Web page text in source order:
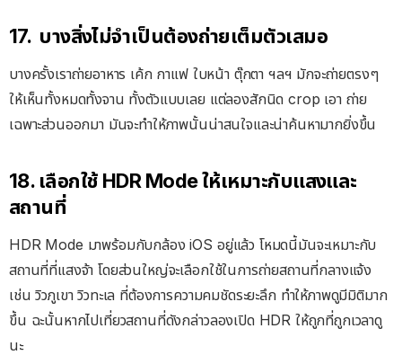
17. บางสิ่งไม่จำเป็นต้องถ่ายเต็มตัวเสมอ
บางครั้งเราถ่ายอาหาร เค้ก กาแฟ ใบหน้า ตุ๊กตา ฯลฯ มักจะถ่ายตรงๆ
ให้เห็นทั้งหมดทั้งจาน ทั้งตัวแบบเลย แต่ลองสักนิด crop เอา ถ่าย
เฉพาะส่วนออกมา มันจะทำให้ภาพนั้นน่าสนใจและน่าค้นหามากยิ่งขึ้น
18. เลือกใช้ HDR Mode ให้เหมาะกับแสงและ
สถานที่
HDR Mode มาพร้อมกับกล้อง iOS อยู่แล้ว โหมดนี้มันจะเหมาะกับ
สถานที่ที่แสงจ้า โดยส่วนใหญ่จะเลือกใช้ในการถ่ายสถานที่กลางแจ้ง
เช่น วิวภูเขา วิวทะเล ที่ต้องการความคมชัดระยะลึก ทำให้ภาพดูมีมิติมาก
ขึ้น ฉะนั้นหากไปเที่ยวสถานที่ดังกล่าวลองเปิด HDR ให้ถูกที่ถูกเวลาดู
นะ